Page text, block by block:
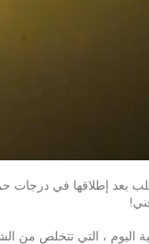
بعد إطلاقها في درجات
اليوم ، التي تتخلص